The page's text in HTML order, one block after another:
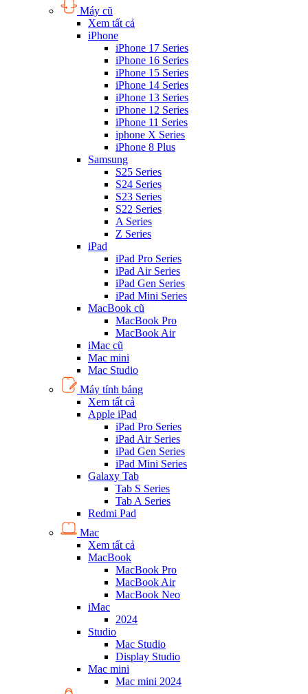
Máy cũ
Xem tất cả
iPhone
iPhone 17 Series
iPhone 16 Series
iPhone 15 Series
iPhone 14 Series
iPhone 13 Series
iPhone 12 Series
iPhone 11 Series
iphone X Series
iPhone 8 Plus
Samsung
S25 Series
S24 Series
S23 Series
S22 Series
A Series
Z Series
iPad
iPad Pro Series
iPad Air Series
iPad Gen Series
iPad Mini Series
MacBook cũ
MacBook Pro
MacBook Air
iMac cũ
Mac mini
Mac Studio
Máy tính bảng
Xem tất cả
Apple iPad
iPad Pro Series
iPad Air Series
iPad Gen Series
iPad Mini Series
Galaxy Tab
Tab S Series
Tab A Series
Redmi Pad
Mac
Xem tất cả
MacBook
MacBook Pro
MacBook Air
MacBook Neo
iMac
2024
Studio
Mac Studio
Display Studio
Mac mini
Mac mini 2024